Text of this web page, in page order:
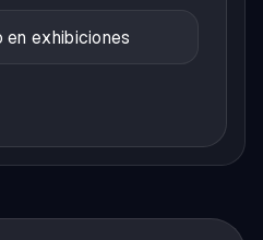
en exhibiciones